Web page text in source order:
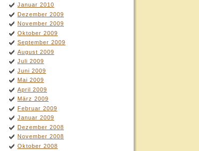
Januar 2010
Dezember 2009
November 2009
Oktober 2009
September 2009
August 2009
Juli 2009
Juni 2009
Mai 2009
April 2009
März 2009
Februar 2009
Januar 2009
Dezember 2008
November 2008
Oktober 2008